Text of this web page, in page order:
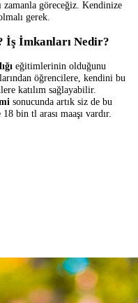
de oyunlar dışında
Bu isimler
avatarlara, basmakalıp
etkileşimlere, insanlara
para kazandıran bir
Metaverse, hayal
sağlayabilecek. Tim
günümüzdeki internet
telefonlar 1980’li yıllardaki
şu anın sanal gerçeklik
daha geniş bir kavram.
an için kulağa bilim kurgu
Birçok insan bu
yapılabileceği sanal bir
yanlış olmaz. Belki de
ya da kim bilir belki de bu
aktarımı gibi durumlar söz
zamanla göreceğiz.
olmalı gerek.